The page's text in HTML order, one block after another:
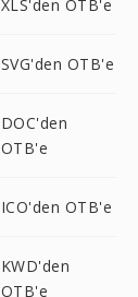
XLS'den OTB'e
SVG'den OTB'e
DOC'den
OTB'e
ICO'den OTB'e
KWD'den
OTB'e